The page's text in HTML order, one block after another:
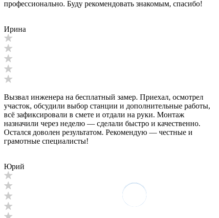
профессионально. Буду рекомендовать знакомым, спасибо!
Ирина
Вызвал инженера на бесплатный замер. Приехал, осмотрел
участок, обсудили выбор станции и дополнительные работы,
всё зафиксировали в смете и отдали на руки. Монтаж
назначили через неделю — сделали быстро и качественно.
Остался доволен результатом. Рекомендую — честные и
грамотные специалисты!
Юрий